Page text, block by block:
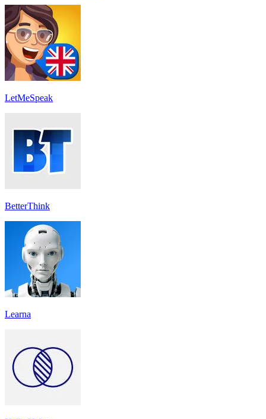
LetMeSpeak
BetterThink
Learna